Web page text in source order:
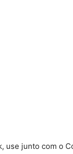
use junto com o